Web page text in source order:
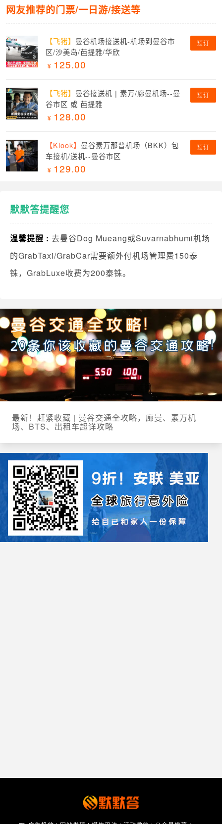
网友推荐的门票/一日游/接送等
【飞猪】 曼谷机场接送机-机场到曼谷市
区/沙美岛/芭提雅/华欣
125.00
预订
【飞猪】 曼谷接送机 | 素万/廊曼机场--曼
谷市区 或 芭提雅
128.00
预订
【Klook】 曼谷素万那普机场（BKK）包
车接机/送机--曼谷市区
129.00
预订
默默答提醒您
温馨提醒 : 去曼谷Dog Mueang或Suvarnabhumi机场
的GrabTaxi/GrabCar需要额外付机场管理费150泰
铢，GrabLuxe收费为200泰铢。
最新！赶紧收藏 | 曼谷交通全攻略，廊曼、素万机
场、BTS、出租车超详攻略